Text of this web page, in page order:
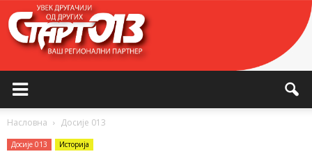
Насловна Досије 013
Досије 013 Историја